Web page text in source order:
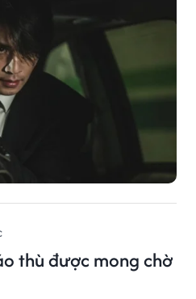
thù được mong chờ